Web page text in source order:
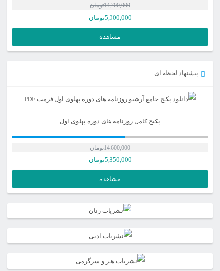
14,700,000تومان
5,900,000تومان
مشاهده
پیشنهاد لحظه ای
پکیج کامل روزنامه های دوره پهلوی اول
14,600,000تومان
14,600,000تومان
5,850,000تومان
فعلی
است.
مشاهده